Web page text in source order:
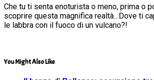
Che tu ti senta enoturista o meno, prima o
scoprire questa magnifica realtà…Dove ti
le labbra con il fuoco di un vulcano?!
You Might Also Like